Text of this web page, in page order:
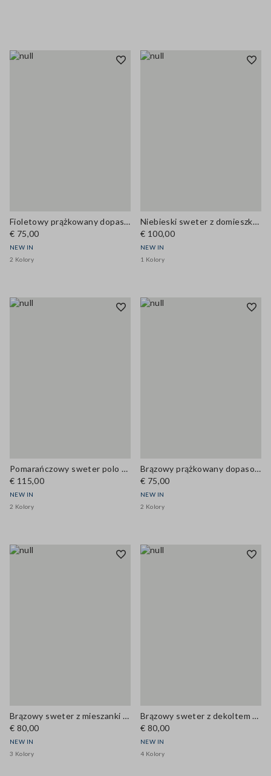
Fioletowy prążkowany dopasowany top z mieszanki lyocellu i jedwabiu
€ 75,00
NEW IN
2 Kolory
Niebieski sweter z domieszką wiskozy, okrągły dekolt, krój regular
€ 100,00
NEW IN
1 Kolory
Pomarańczowy sweter polo z mieszanki wełny i kaszmiru, krój regular
€ 115,00
NEW IN
2 Kolory
Brązowy prążkowany dopasowany top z mieszanki lyocellu i jedwabiu
€ 75,00
NEW IN
2 Kolory
Brązowy sweter z mieszanki wełny i kaszmiru z okrągłym dekoltem, regular fit
€ 80,00
NEW IN
3 Kolory
Brązowy sweter z dekoltem w serek z mieszanki wełny i kaszmiru, krój regular
€ 80,00
NEW IN
4 Kolory